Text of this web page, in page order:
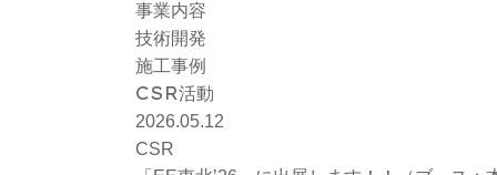
事業内容
技術開発
施工事例
CSR活動
2026.05.12
CSR